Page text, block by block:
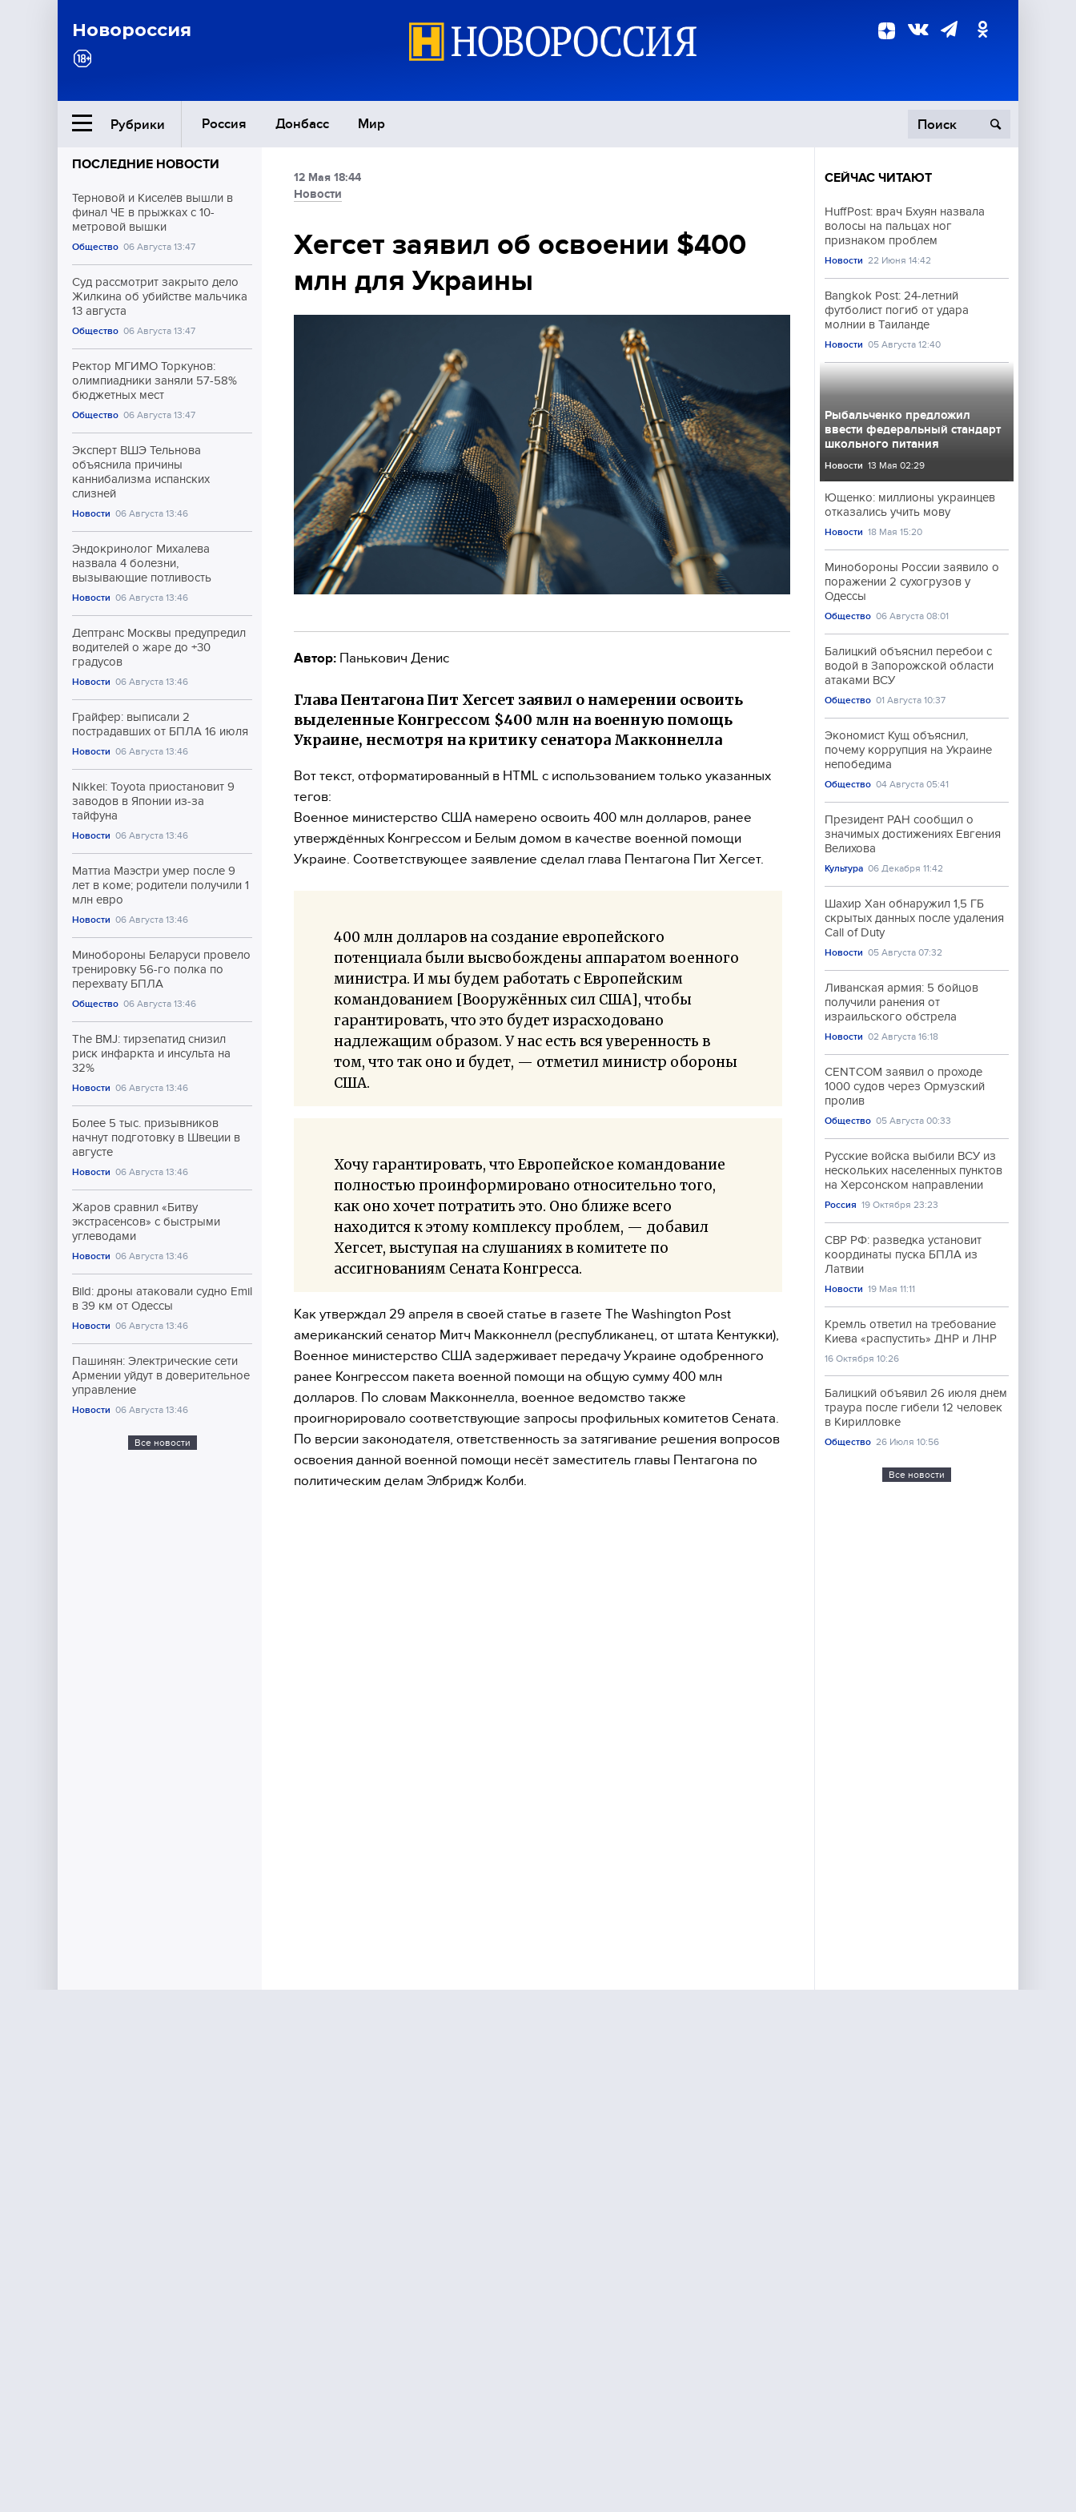
Новороссия
Рубрики Россия Донбасс Мир
Ближний Восток
Общество
Экономика
Происшествия
Культура
Спорт
ПОСЛЕДНИЕ НОВОСТИ
Терновой и Киселёв вышли в
финал ЧЕ в прыжках с 10-
метровой вышки
Общество 06 Августа 13:47
Суд рассмотрит закрыто дело
Жилкина об убийстве мальчика
13 августа
Общество 06 Августа 13:47
Ректор МГИМО Торкунов:
олимпиадники заняли 57-58%
бюджетных мест
Общество 06 Августа 13:47
Эксперт ВШЭ Тельнова
объяснила причины
каннибализма испанских
слизней
Новости 06 Августа 13:46
Эндокринолог Михалева
назвала 4 болезни,
вызывающие потливость
Новости 06 Августа 13:46
Дептранс Москвы предупредил
водителей о жаре до +30
градусов
Новости 06 Августа 13:46
Грайфер: выписали 2
пострадавших от БПЛА 16 июля
Новости 06 Августа 13:46
Nikkei: Toyota приостановит 9
заводов в Японии из-за
тайфуна
Новости 06 Августа 13:46
Маттиа Маэстри умер после 9
лет в коме; родители получили 1
млн евро
Новости 06 Августа 13:46
Минобороны Беларуси провело
тренировку 56-го полка по
перехвату БПЛА
Общество 06 Августа 13:46
The BMJ: тирзепатид снизил
риск инфаркта и инсульта на
32%
Новости 06 Августа 13:46
Более 5 тыс. призывников
начнут подготовку в Швеции в
августе
Новости 06 Августа 13:46
Жаров сравнил «Битву
экстрасенсов» с быстрыми
углеводами
Новости 06 Августа 13:46
Bild: дроны атаковали судно Emil
в 39 км от Одессы
Новости 06 Августа 13:46
Пашинян: Электрические сети
Армении уйдут в доверительное
управление
Новости 06 Августа 13:46
Все новости
12 Мая 18:44
Новости
Хегсет заявил об освоении $400
млн для Украины
Автор: Панькович Денис
Глава Пентагона Пит Хегсет заявил о намерении освоить
выделенные Конгрессом $400 млн на военную помощь
Украине, несмотря на критику сенатора Макконнелла
Вот текст, отформатированный в HTML с использованием только указанных
тегов:
Военное министерство США намерено освоить 400 млн долларов, ранее
утверждённых Конгрессом и Белым домом в качестве военной помощи
Украине. Соответствующее заявление сделал глава Пентагона Пит Хегсет.
400 млн долларов на создание европейского
потенциала были высвобождены аппаратом военного
министра. И мы будем работать с Европейским
командованием [Вооружённых сил США], чтобы
гарантировать, что это будет израсходовано
надлежащим образом. У нас есть вся уверенность в
том, что так оно и будет, — отметил министр обороны
США.
Хочу гарантировать, что Европейское командование
полностью проинформировано относительно того,
как оно хочет потратить это. Оно ближе всего
находится к этому комплексу проблем, — добавил
Хегсет, выступая на слушаниях в комитете по
ассигнованиям Сената Конгресса.
Как утверждал 29 апреля в своей статье в газете The Washington Post
американский сенатор Митч Макконнелл (республиканец, от штата Кентукки),
Военное министерство США задерживает передачу Украине одобренного
ранее Конгрессом пакета военной помощи на общую сумму 400 млн
долларов. По словам Макконнелла, военное ведомство также
проигнорировало соответствующие запросы профильных комитетов Сената.
По версии законодателя, ответственность за затягивание решения вопросов
освоения данной военной помощи несёт заместитель главы Пентагона по
политическим делам Элбридж Колби.
СЕЙЧАС ЧИТАЮТ
HuffPost: врач Бхуян назвала
волосы на пальцах ног
признаком проблем
Новости 22 Июня 14:42
Bangkok Post: 24-летний
футболист погиб от удара
молнии в Таиланде
Новости 05 Августа 12:40
Рыбальченко предложил
ввести федеральный стандарт
школьного питания
Новости 13 Мая 02:29
Ющенко: миллионы украинцев
отказались учить мову
Новости 18 Мая 15:20
Минобороны России заявило о
поражении 2 сухогрузов у
Одессы
Общество 06 Августа 08:01
Балицкий объяснил перебои с
водой в Запорожской области
атаками ВСУ
Общество 01 Августа 10:37
Экономист Кущ объяснил,
почему коррупция на Украине
непобедима
Общество 04 Августа 05:41
Президент РАН сообщил о
значимых достижениях Евгения
Велихова
Культура 06 Декабря 11:42
Шахир Хан обнаружил 1,5 ГБ
скрытых данных после удаления
Call of Duty
Новости 05 Августа 07:32
Ливанская армия: 5 бойцов
получили ранения от
израильского обстрела
Новости 02 Августа 16:18
CENTCOM заявил о проходе
1000 судов через Ормузский
пролив
Общество 05 Августа 00:33
Русские войска выбили ВСУ из
нескольких населенных пунктов
на Херсонском направлении
Россия 19 Октября 23:23
СВР РФ: разведка установит
координаты пуска БПЛА из
Латвии
Новости 19 Мая 11:11
Кремль ответил на требование
Киева «распустить» ДНР и ЛНР
16 Октября 10:26
Балицкий объявил 26 июля днём
траура после гибели 12 человек
в Кирилловке
Общество 26 Июля 10:56
Все новости